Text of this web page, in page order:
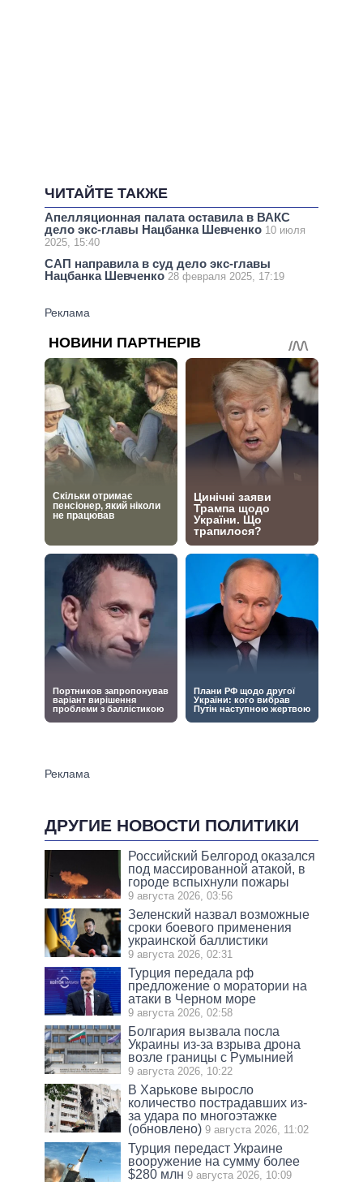
ЧИТАЙТЕ ТАКЖЕ
Апелляционная палата оставила в ВАКС
дело экс-главы Нацбанка Шевченко 10 июля
2025, 15:40
САП направила в суд дело экс-главы
Нацбанка Шевченко 28 февраля 2025, 17:19
ДРУГИЕ НОВОСТИ ПОЛИТИКИ
Российский Белгород оказался
под массированной атакой, в
городе вспыхнули пожары
9 августа 2026, 03:56
Зеленский назвал возможные
сроки боевого применения
украинской баллистики
9 августа 2026, 02:31
Турция передала рф
предложение о моратории на
атаки в Черном море
9 августа 2026, 02:58
Болгария вызвала посла
Украины из-за взрыва дрона
возле границы с Румынией
9 августа 2026, 10:22
В Харькове выросло
количество пострадавших из-
за удара по многоэтажке
(обновлено) 9 августа 2026, 11:02
Турция передаст Украине
вооружение на сумму более
$280 млн 9 августа 2026, 10:09